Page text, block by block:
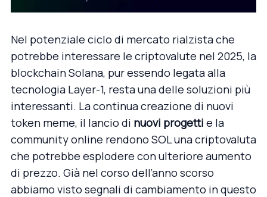
Nel potenziale ciclo di mercato rialzista che
potrebbe interessare le criptovalute nel 2025, la
blockchain Solana, pur essendo legata alla
tecnologia Layer-1, resta una delle soluzioni più
interessanti. La continua creazione di nuovi
token meme, il lancio di nuovi progetti e la
community online rendono SOL una criptovaluta
che potrebbe esplodere con ulteriore aumento
di prezzo. Già nel corso dell’anno scorso
abbiamo visto segnali di cambiamento in questo